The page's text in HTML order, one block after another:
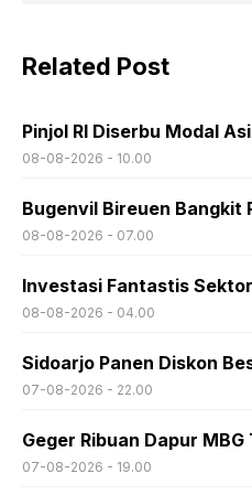
Related Post
Pinjol RI Diserbu Modal
08-08-2026 - 10.00
Bugenvil Bireuen Bangkit
08-08-2026 - 07.00
Investasi Fantastis
08-08-2026 - 04.00
Sidoarjo Panen Diskon
07-08-2026 - 22.00
Geger Ribuan Dapur
07-08-2026 - 19.00